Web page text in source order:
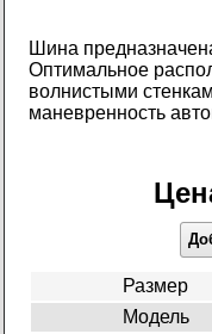
Шина
Оптимальное
волнистыми
маневренность
Размер
Модель